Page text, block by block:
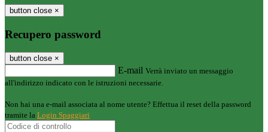
button close ×
Recupero password
button close ×
E-mail Verrà inviato un messaggio
all'indirizzo indicato con le istruzioni necessarie.
Non hai una e-mail associata al nome utente? Effettua il reset della password
tramite la Login Spaggiari